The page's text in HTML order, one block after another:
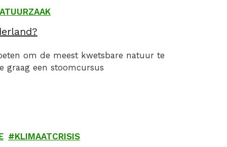
om de meest kwetsbare natuur te
graag een stoomcursus
KLIMAATCRISIS